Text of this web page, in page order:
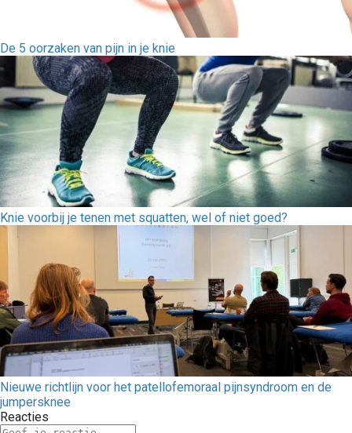
De 5 oorzaken van pijn in je knie
Knie voorbij je tenen met squatten, wel of niet goed?
Nieuwe richtlijn voor het patellofemoraal pijnsyndroom en de
jumpersknee
Reacties